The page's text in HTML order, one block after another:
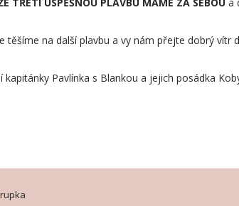
těšíme na další plavbu a vy nám přejte dobrý vítr
kapitánky Pavlínka s Blankou a jejich posádka